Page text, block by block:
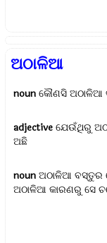
ଅଠାଳିଆ
noun କୌଣସି
adjective ଯେଉଁଥିରୁ
ଅଛି
noun ଅଠାଳିଆ ବସ୍ତୁର
ଅଠାଳିଆ କାରଣରୁ ସେ